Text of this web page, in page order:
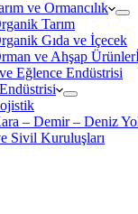
ve Ormancılık
Tarım
Gıda ve İçecek
ve Ahşap
Eğlence Endüstrisi
– Demir – Deniz
Sivil Kuruluşları